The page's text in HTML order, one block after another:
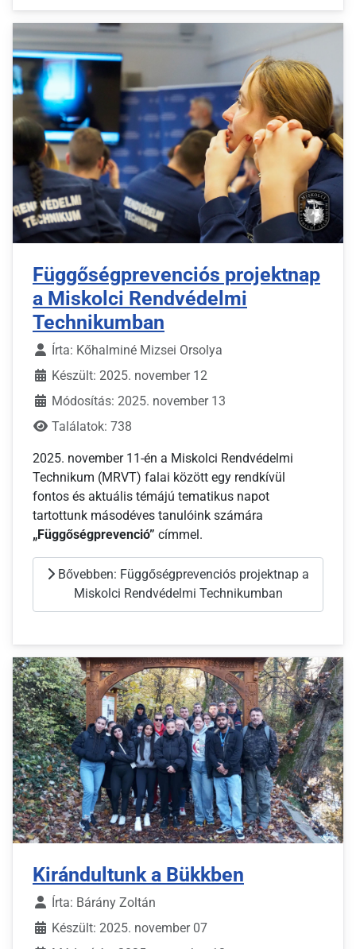
Függőségprevenciós projektnap
a Miskolci Rendvédelmi
Technikumban
Írta: Kőhalminé Mizsei Orsolya
Készült: 2025. november 12
Módosítás: 2025. november 13
Találatok: 738
2025. november 11-én a Miskolci Rendvédelmi
Technikum (MRVT) falai között egy rendkívül
fontos és aktuális témájú tematikus napot
tartottunk másodéves tanulóink számára
„Függőségprevenció” címmel.
Bővebben: Függőségprevenciós projektnap a
Miskolci Rendvédelmi Technikumban
Kirándultunk a Bükkben
Írta: Bárány Zoltán
Készült: 2025. november 07